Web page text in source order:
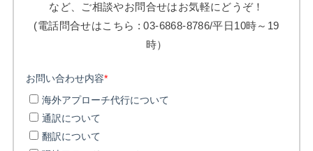
など、ご相談やお問合せはお気軽にどうぞ！
(電話問合せはこちら : 03-6868-8786/平日10時～19
時）